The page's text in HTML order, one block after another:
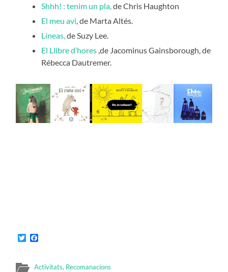
Shhh! : tenim un pla, de Chris Haughton
El meu avi , de Marta Altés.
Líneas,de Suzy Lee.
El Llibre d’hores ,de Jacominus Gainsborough, de
Rébecca Dautremer.
Twitter
Activitats, Recomanacions